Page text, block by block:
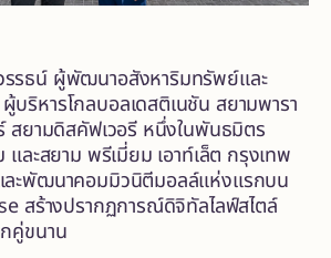
รธน์ ผู้พัฒนาอสังหาริมทรัพย์และ
บริหารโกลบอลเดสติเนชัน สยามพารา
สยามดิสคัฟเวอรี หนึ่งในพันธมิตร
และสยาม พรีเมี่ยม เอาท์เล็ต กรุงเทพ
ละพัฒนาคอมมิวนิตีมอลล์แห่งแรกบน
สร้างปรากฏการณ์ดิจิทัลไลฟ์สไตล์
คู่ขนาน